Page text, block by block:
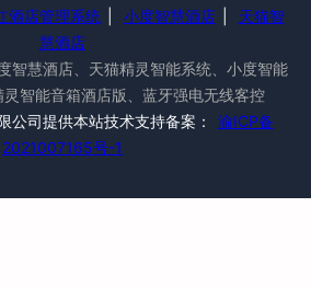
酒店管理系统 小度智慧酒店
天猫智
慧酒店
智慧酒店、天猫精灵智能系统、小度智能
智能音箱酒店版、蓝牙强电无线客控
公司提供本站技术支持备案：
渝ICP备
2021007165号-1